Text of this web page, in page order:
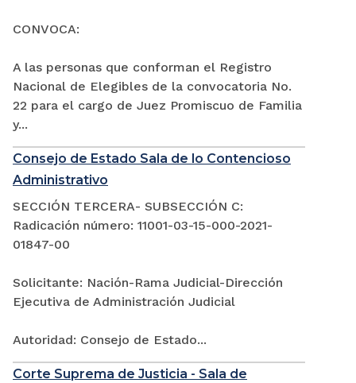
CONVOCA:
A las personas que conforman el Registro
Nacional de Elegibles de la convocatoria No.
22 para el cargo de Juez Promiscuo de Familia
y...
Consejo de Estado Sala de lo Contencioso
Administrativo
SECCIÓN TERCERA- SUBSECCIÓN C:
Radicación número: 11001-03-15-000-2021-
01847-00
Solicitante: Nación-Rama Judicial-Dirección
Ejecutiva de Administración Judicial
Autoridad: Consejo de Estado...
Corte Suprema de Justicia - Sala de